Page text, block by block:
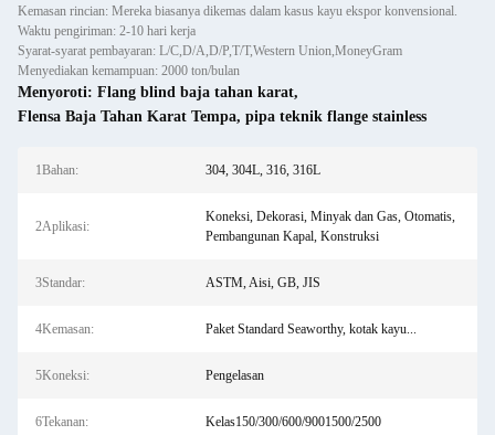
Kemasan rincian: Mereka biasanya dikemas dalam kasus kayu ekspor konvensional.
Waktu pengiriman: 2-10 hari kerja
Syarat-syarat pembayaran: L/C,D/A,D/P,T/T,Western Union,MoneyGram
Menyediakan kemampuan: 2000 ton/bulan
Menyoroti: Flang blind baja tahan karat,
Flensa Baja Tahan Karat Tempa, pipa teknik flange stainless
1Bahan: 304, 304L, 316, 316L
2Aplikasi:
Koneksi, Dekorasi, Minyak dan Gas, Otomatis,
Pembangunan Kapal, Konstruksi
3Standar: ASTM, Aisi, GB, JIS
4Kemasan: Paket Standard Seaworthy, kotak kayu...
5Koneksi: Pengelasan
6Tekanan: Kelas150/300/600/9001500/2500